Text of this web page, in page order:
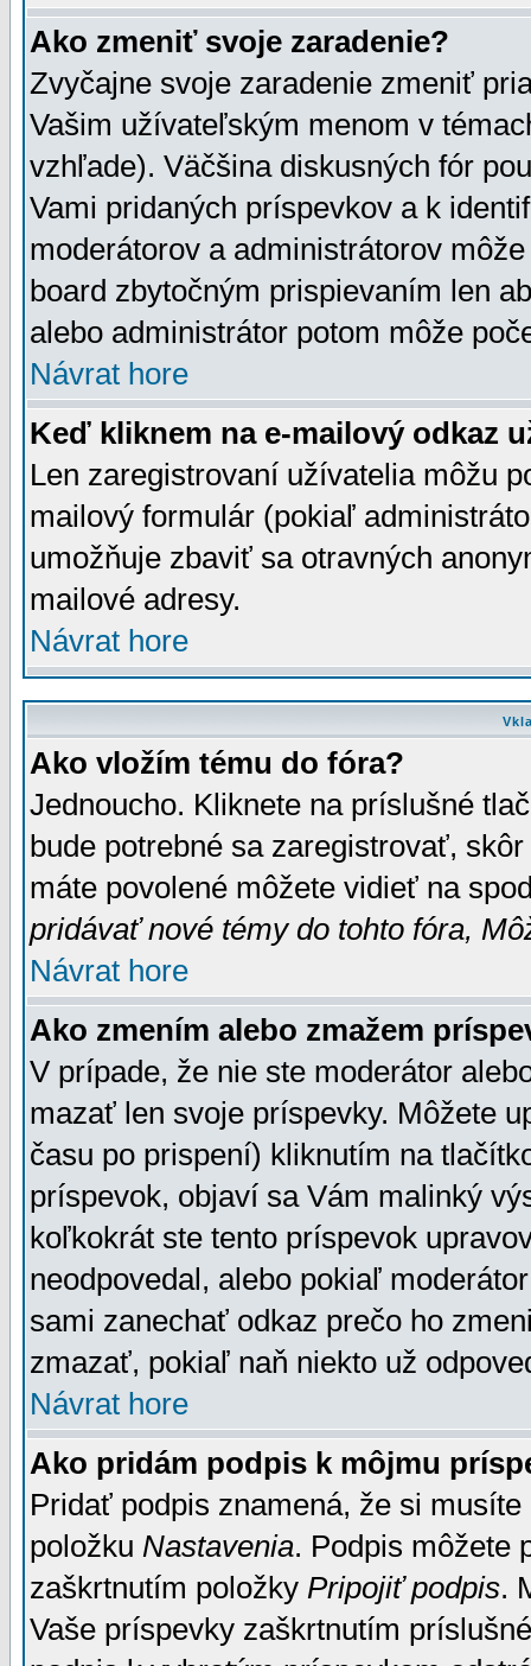
Ako zmeniť svoje zaradenie?
Zvyčajne svoje zaradenie zmeniť
Vašim užívateľským menom v
vzhľade). Väčšina diskusných fór
Vami pridaných príspevkov a k
moderátorov a administrátorov
board zbytočným prispievaním len
alebo administrátor potom môže
Návrat hore
Keď kliknem na e-mailový odkaz
Len zaregistrovaní užívatelia môžu
mailový formulár (pokiaľ
umožňuje zbaviť sa otravných
mailové adresy.
Návrat hore
Ako vložím tému do fóra?
Jednoucho. Kliknete na príslušné
bude potrebné sa zaregistrovať,
máte povolené môžete vidieť na
pridávať nové témy do tohto fóra,
Návrat hore
Ako zmením alebo zmažem
V prípade, že nie ste moderátor
mazať len svoje príspevky. Môžete
času po prispení) kliknutím na
príspevok, objaví sa Vám malinký
koľkokrát ste tento príspevok
neodpovedal, alebo pokiaľ
sami zanechať odkaz prečo ho
zmazať, pokiaľ naň niekto už
Návrat hore
Ako pridám podpis k môjmu
Pridať podpis znamená, že si
položku Nastavenia. Podpis môžete
zaškrtnutím položky Pripojiť podpis.
Vaše príspevky zaškrtnutím